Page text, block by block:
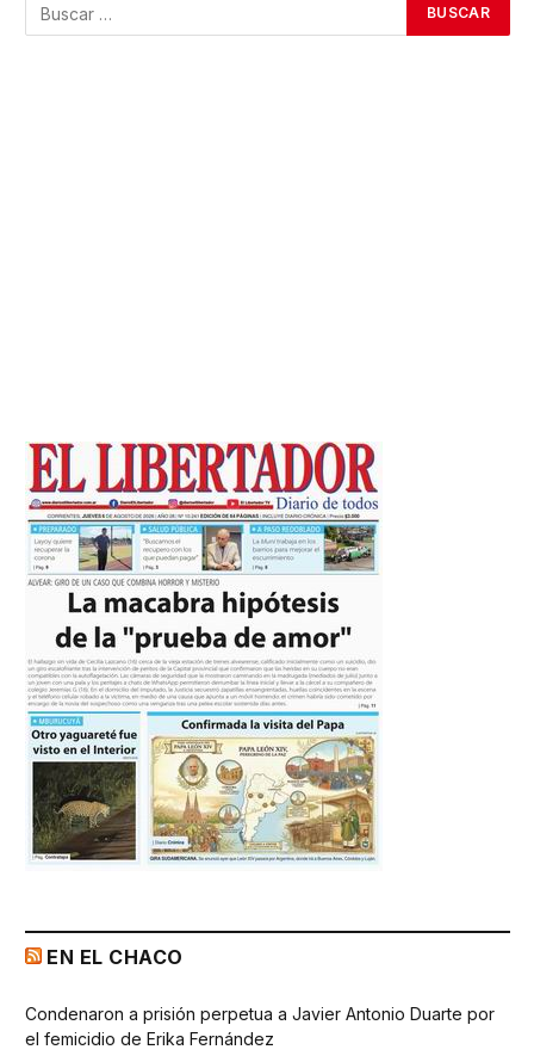
EN EL CHACO
Condenaron a prisión perpetua a Javier Antonio Duarte por
el femicidio de Erika Fernández